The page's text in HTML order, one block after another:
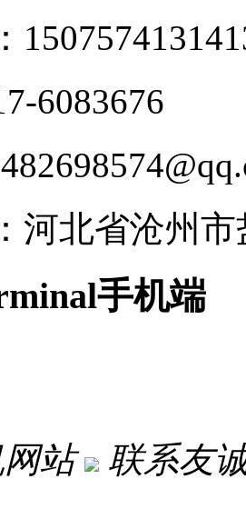
15075741314
6083676
河北省沧州
手机端
站
联系友